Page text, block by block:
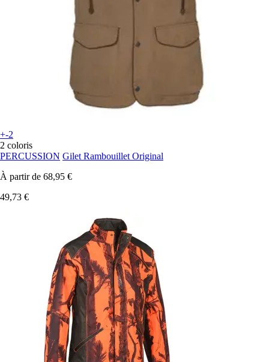
+-2
2 coloris
PERCUSSION Gilet Rambouillet Original
À partir de 68,95 €
49,73 €